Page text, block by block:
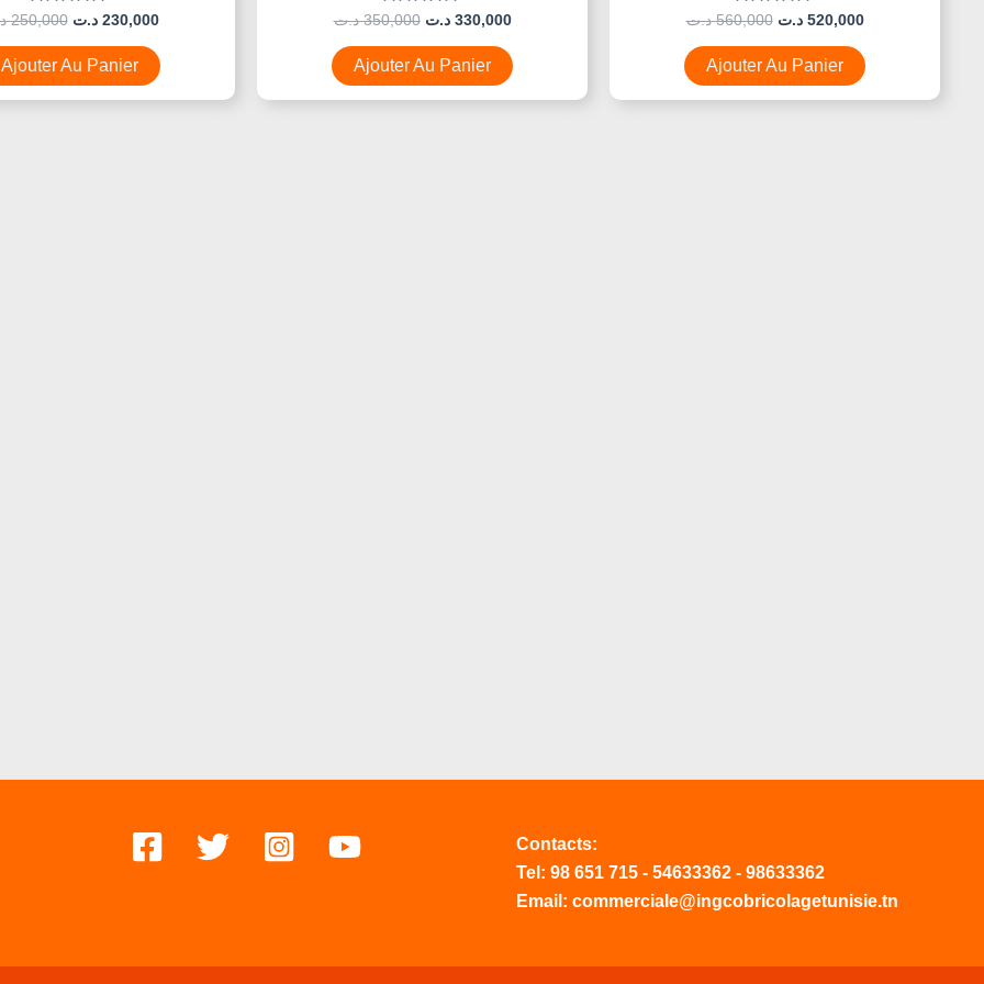
Note
0
Sur
5
250,000 230,000 د.ت
Ajouter Au Panier
Note
0
Sur
5
350,000 د.ت 330,000 د.ت
Ajouter Au Panier
Note
0
Sur
5
560,000 د.ت 520,000 د.ت
Ajouter Au Panier
Contacts:
Tel: 98 651 715- 54633362- 98633362
Email: commerciale@ingcobricolagetunisie.tn